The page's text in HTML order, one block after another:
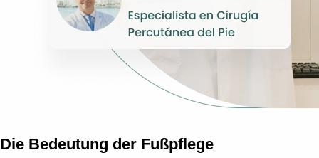
Die Bedeutung der Fußpflege